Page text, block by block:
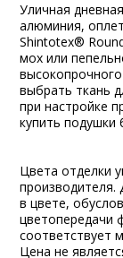
Уличная
алюминия,
Shintotex®
мох или
выбрать ткань
при настройке
купить подушки
Цвета отделки
производителя.
в цвете,
цветопередачи
соответствует
Цена не